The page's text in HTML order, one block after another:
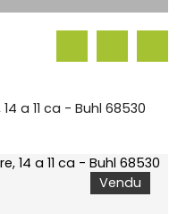
a 11 ca - Buhl 68530
Vendu